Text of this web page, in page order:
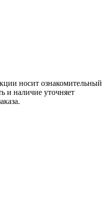
носит ознакомительный
и наличие уточняет